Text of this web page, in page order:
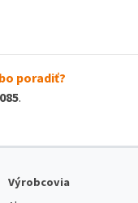
poradiť?
.
Výrobcovia